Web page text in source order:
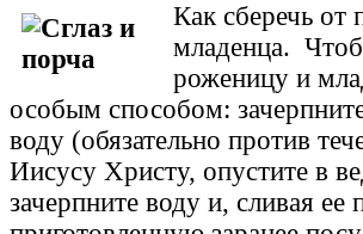
Как сберечь от
младенца.
роженицу и
особым способом:
воду (обязательно против
Иисусу Христу, опу­стите в
зачерпните воду и, сливая ее